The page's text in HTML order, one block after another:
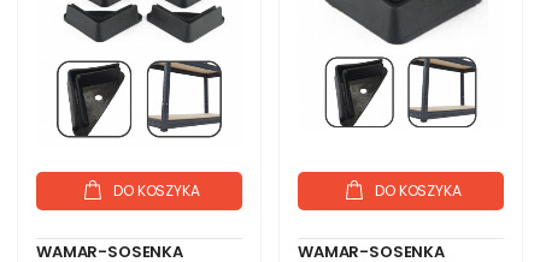
DO KOSZYKA
WAMAR-SOSENKA
DO KOSZYKA
WAMAR-SOSENKA